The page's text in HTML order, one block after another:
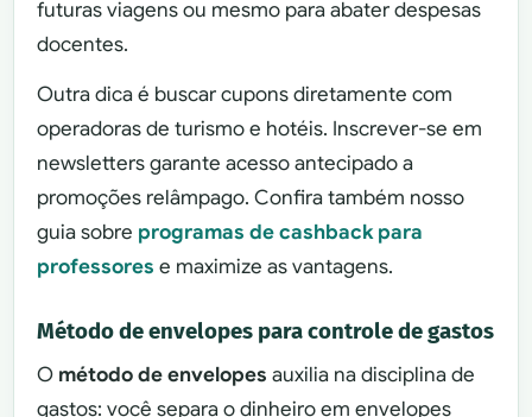
futuras viagens ou mesmo para abater despesas
docentes.
Outra dica é buscar cupons diretamente com
operadoras de turismo e hotéis. Inscrever-se em
newsletters garante acesso antecipado a
promoções relâmpago. Confira também nosso
guia sobre programas de cashback para
professores e maximize as vantagens.
Método de envelopes para controle de gastos
O método de envelopes auxilia na disciplina de
gastos: você separa o dinheiro em envelopes